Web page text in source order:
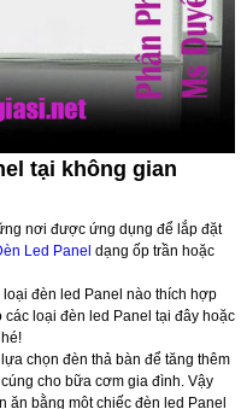
tại không gian
nơi được ứng dụng để lắp đặt
Led Panel dạng ốp trần hoặc
đèn led Panel nào thích hợp
loại đèn led Panel tại đây hoặc
chọn đèn thả bàn để tăng thêm
cho bữa cơm gia đình. Vậy
ăn bằng một chiếc đèn led Panel